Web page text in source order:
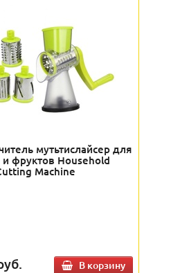
мутьтислайсер для
фруктов Household
Machine
В корзину